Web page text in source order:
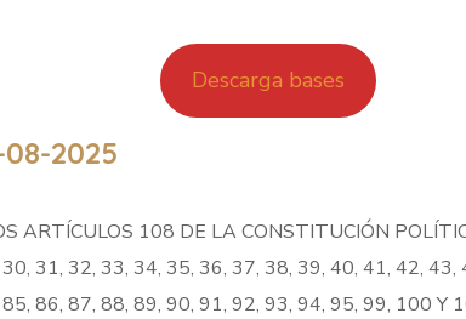
Descarga bases
2025
ARTÍCULOS 108 DE LA CONSTITUCIÓN
31, 32, 33, 34, 35, 36, 37, 38, 39, 40, 41, 42,
86, 87, 88, 89, 90, 91, 92, 93, 94, 95, 99, 100 Y